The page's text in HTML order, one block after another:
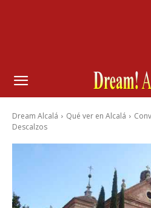
Dream Alcalá Qué ver en Alcalá
Descalzos